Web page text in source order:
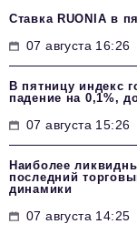
Ставка RUONIA в
07 августа 16:26
В пятницу индекс
падение на 0,1%,
07 августа 15:26
Наиболее
последний
динамики
07 августа 14:25